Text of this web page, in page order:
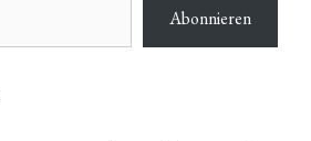
Abonnieren